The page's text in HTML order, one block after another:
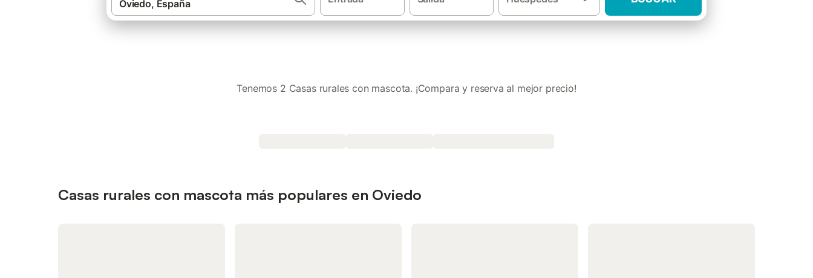
Tenemos 2 Casas rurales con mascota. ¡Compara y reserva al mejor precio!
Casas rurales con mascota más populares en Oviedo